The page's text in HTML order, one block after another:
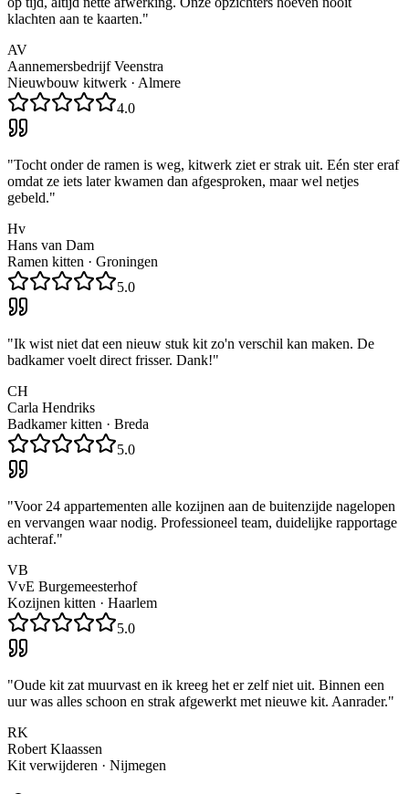
klachten aan te kaarten."
AV
Aannemersbedrijf Veenstra
Nieuwbouw kitwerk · Almere
4.0
"Tocht onder de ramen is weg, kitwerk ziet er strak uit. Eén ster eraf
omdat ze iets later kwamen dan afgesproken, maar wel netjes
gebeld."
Hv
Hans van Dam
Ramen kitten · Groningen
5.0
"Ik wist niet dat een nieuw stuk kit zo'n verschil kan maken. De
badkamer voelt direct frisser. Dank!"
CH
Carla Hendriks
Badkamer kitten · Breda
5.0
"Voor 24 appartementen alle kozijnen aan de buitenzijde nagelopen
en vervangen waar nodig. Professioneel team, duidelijke rapportage
achteraf."
VB
VvE Burgemeesterhof
Kozijnen kitten · Haarlem
5.0
"Oude kit zat muurvast en ik kreeg het er zelf niet uit. Binnen een
uur was alles schoon en strak afgewerkt met nieuwe kit. Aanrader."
RK
Robert Klaassen
Kit verwijderen · Nijmegen